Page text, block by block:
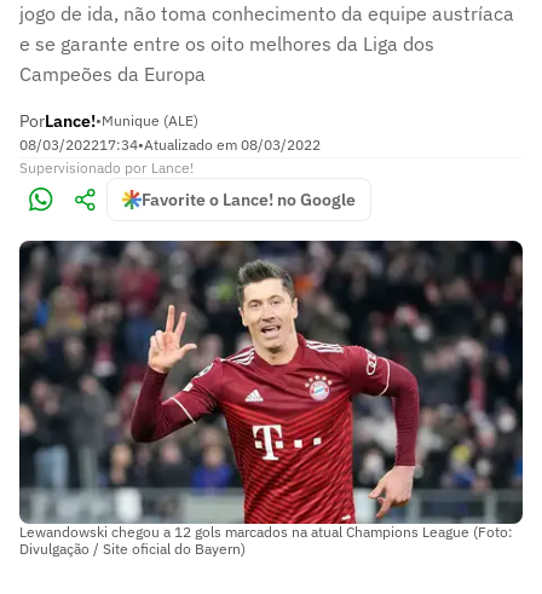
jogo de ida, não toma conhecimento da equipe austríaca
e se garante entre os oito melhores da Liga dos
Campeões da Europa
PorLance!•Munique (ALE)
08/03/202217:34•Atualizado em 08/03/2022
Supervisionado por Lance!
Favorite o Lance! no Google
Lewandowski chegou a 12 gols marcados na atual Champions League (Foto:
Divulgação / Site oficial do Bayern)